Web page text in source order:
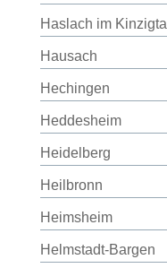
Haslach im Kinzigtal
Hausach
Hechingen
Heddesheim
Heidelberg
Heilbronn
Heimsheim
Helmstadt-Bargen